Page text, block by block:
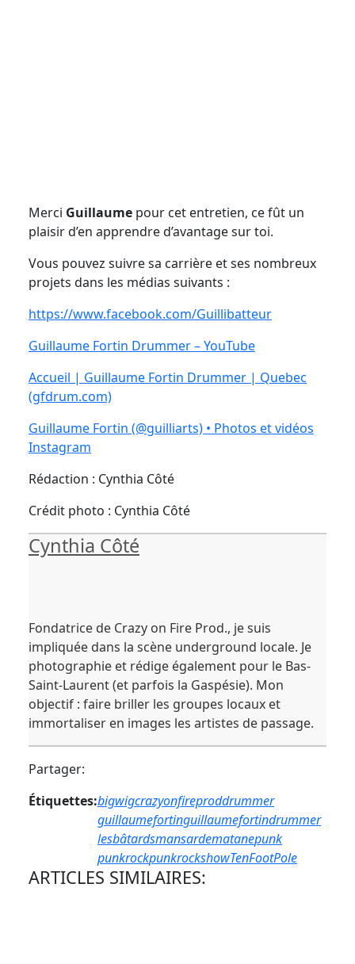
Merci Guillaume pour cet entretien, ce fût un
plaisir d’en apprendre d’avantage sur toi.
Vous pouvez suivre sa carrière et ses nombreux
projets dans les médias suivants :
https://www.facebook.com/Guillibatteur
Guillaume Fortin Drummer – YouTube
Accueil | Guillaume Fortin Drummer | Quebec
(gfdrum.com)
Guillaume Fortin (@guilliarts) • Photos et vidéos
Instagram
Rédaction : Cynthia Côté
Crédit photo : Cynthia Côté
Cynthia Côté
Fondatrice de Crazy on Fire Prod., je suis
impliquée dans la scène underground locale. Je
photographie et rédige également pour le Bas-
Saint-Laurent (et parfois la Gaspésie). Mon
objectif : faire briller les groupes locaux et
immortaliser en images les artistes de passage.
Partager:
Étiquettes:bigwigcrazyonfireproddrummer
guillaumefortinguillaumefortindrummer
lesbâtardsmansardematanepunk
punkrockpunkrockshowTenFootPole
ARTICLES SIMILAIRES: